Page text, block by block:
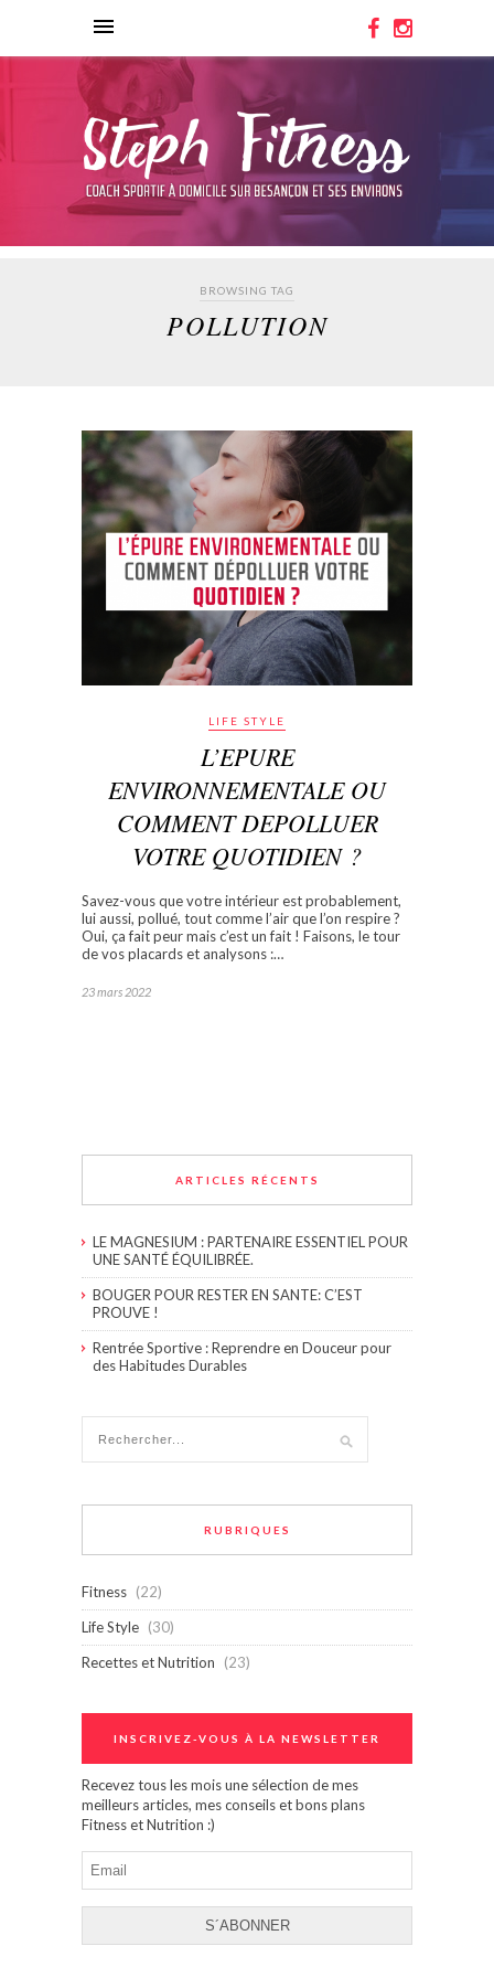
BROWSING TAG
POLLUTION
LIFE STYLE
L’EPURE
ENVIRONNEMENTALE OU
COMMENT DEPOLLUER
VOTRE QUOTIDIEN ?
Savez-vous que votre intérieur est probablement,
lui aussi, pollué, tout comme l’air que l’on respire ?
Oui, ça fait peur mais c’est un fait ! Faisons, le tour
de vos placards et analysons :…
23 mars 2022
ARTICLES RÉCENTS
LE MAGNESIUM : PARTENAIRE ESSENTIEL POUR
UNE SANTÉ ÉQUILIBRÉE.
BOUGER POUR RESTER EN SANTE: C’EST
PROUVE !
Rentrée Sportive : Reprendre en Douceur pour
des Habitudes Durables
RUBRIQUES
Fitness (22)
Life Style (30)
Recettes et Nutrition
(23)
INSCRIVEZ-VOUS À LA NEWSLETTER
Recevez tous les mois une sélection de mes
meilleurs articles, mes conseils et bons plans
Fitness et Nutrition :)